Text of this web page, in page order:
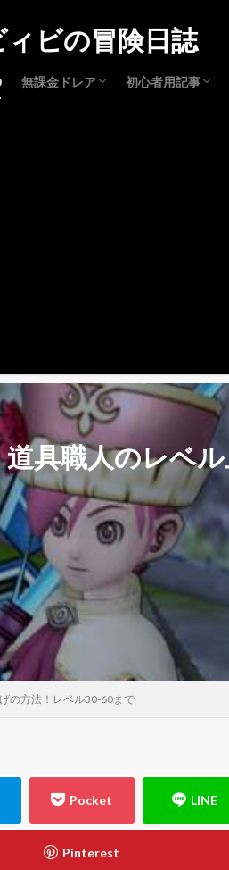
無課金ドレア 初心者用記事
具職人のレベ
の方法！レベル30-60まで